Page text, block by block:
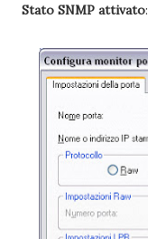
Stato SNMP attivato: